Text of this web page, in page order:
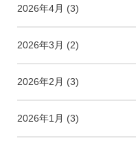
2026年4月 (3)
2026年3月 (2)
2026年2月 (3)
2026年1月 (3)